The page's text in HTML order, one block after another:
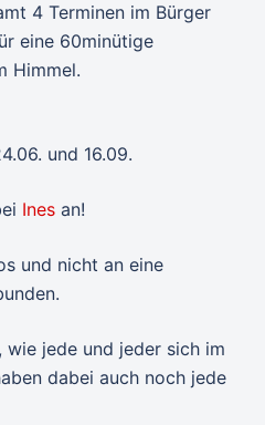
4 Terminen im Bürger
eine 60minütige
Himmel.
und 16.09.
Ines an!
und nicht an eine
jede und jeder sich im
dabei auch noch jede